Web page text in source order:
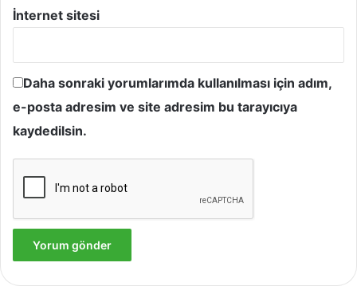
İnternet sitesi
Daha sonraki yorumlarımda kullanılması için adım,
e-posta adresim ve site adresim bu tarayıcıya
kaydedilsin.